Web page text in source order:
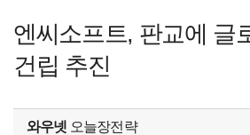
엔씨소프트, 판교에 글
건립 추진
와우넷 오늘장전략